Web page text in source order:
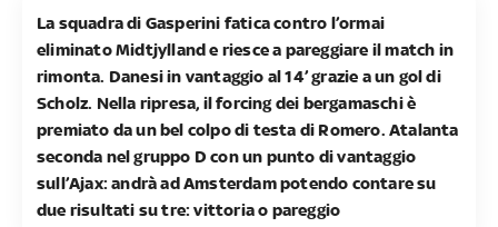
La squadra di Gasperini fatica contro l’ormai
eliminato Midtjylland e riesce a pareggiare il match in
rimonta. Danesi in vantaggio al 14’ grazie a un gol di
Scholz. Nella ripresa, il forcing dei bergamaschi è
premiato da un bel colpo di testa di Romero. Atalanta
seconda nel gruppo D con un punto di vantaggio
sull’Ajax: andrà ad Amsterdam potendo contare su
due risultati su tre: vittoria o pareggio